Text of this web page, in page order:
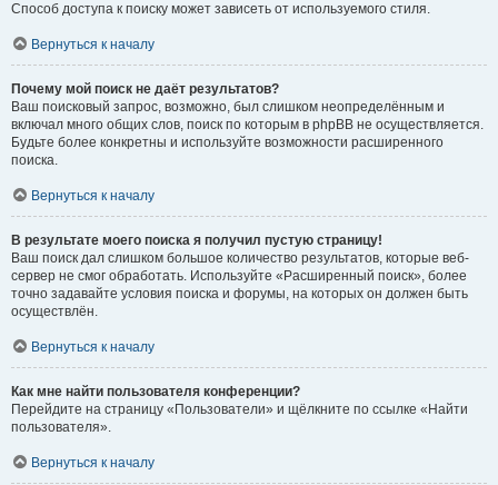
Способ доступа к поиску может зависеть от используемого стиля.
Вернуться к началу
Почему мой поиск не даёт результатов?
Ваш поисковый запрос, возможно, был слишком неопределённым и
включал много общих слов, поиск по которым в phpBB не осуществляется.
Будьте более конкретны и используйте возможности расширенного
поиска.
Вернуться к началу
В результате моего поиска я получил пустую страницу!
Ваш поиск дал слишком большое количество результатов, которые веб-
сервер не смог обработать. Используйте «Расширенный поиск», более
точно задавайте условия поиска и форумы, на которых он должен быть
осуществлён.
Вернуться к началу
Как мне найти пользователя конференции?
Перейдите на страницу «Пользователи» и щёлкните по ссылке «Найти
пользователя».
Вернуться к началу